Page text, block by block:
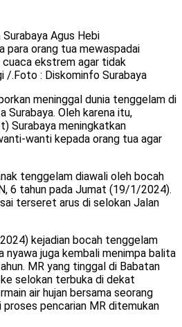
Agus Hebi
para orang tua mewaspadai
cuaca ekstrem agar tidak
/.Foto : Diskominfo Surabaya
meninggal dunia tenggelam di
Surabaya. Oleh karena itu,
Surabaya meningkatkan
wanti kepada orang tua agar
tenggelam diawali oleh bocah
6 tahun pada Jumat (19/1/2024).
terseret arus di selokan Jalan
kejadian bocah tenggelam
nyawa juga kembali menimpa balita
MR yang tinggal di Babatan
selokan terbuka di dekat
air hujan bersama seorang
pencarian MR ditemukan